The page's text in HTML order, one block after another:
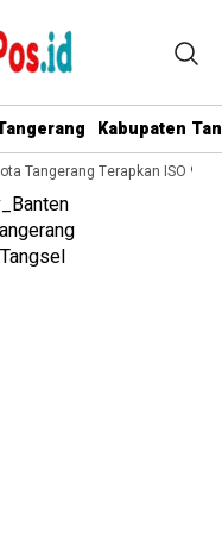
Kabupaten
Tangerang Terapkan ISO